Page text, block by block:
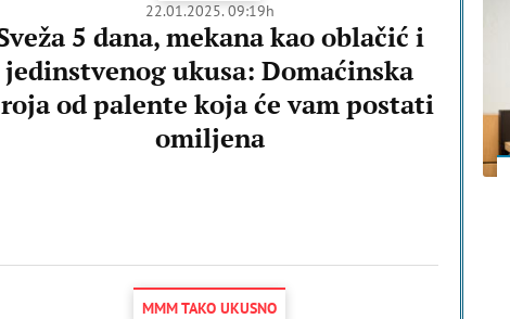
22.01.2025. 09:19h
5 dana, mekana kao oblačić i
jedinstvenog ukusa: Domaćinska
od palente koja će vam postati
omiljena
MMM TAKO UKUSNO